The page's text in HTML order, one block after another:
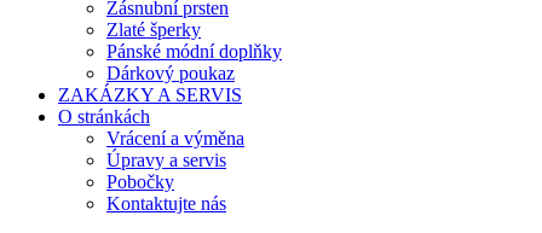
Zásnubní prsten
Zlaté šperky
Pánské módní doplňky
Dárkový poukaz
ZAKÁZKY A SERVIS
O stránkách
Vrácení a výměna
Úpravy a servis
Pobočky
Kontaktujte nás